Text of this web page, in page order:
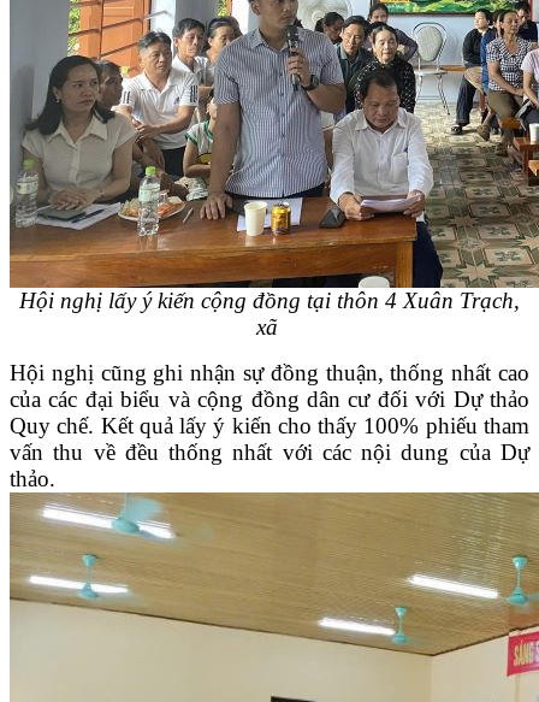
Hội nghị lấy ý kiến cộng đồng tại thôn 4 Xuân Trạch,
xã
Hội nghị cũng ghi nhận sự đồng thuận, thống nhất cao
của các đại biểu và cộng đồng dân cư đối với Dự thảo
Quy chế. Kết quả lấy ý kiến cho thấy 100% phiếu tham
vấn thu về đều thống nhất với các nội dung của Dự
thảo.